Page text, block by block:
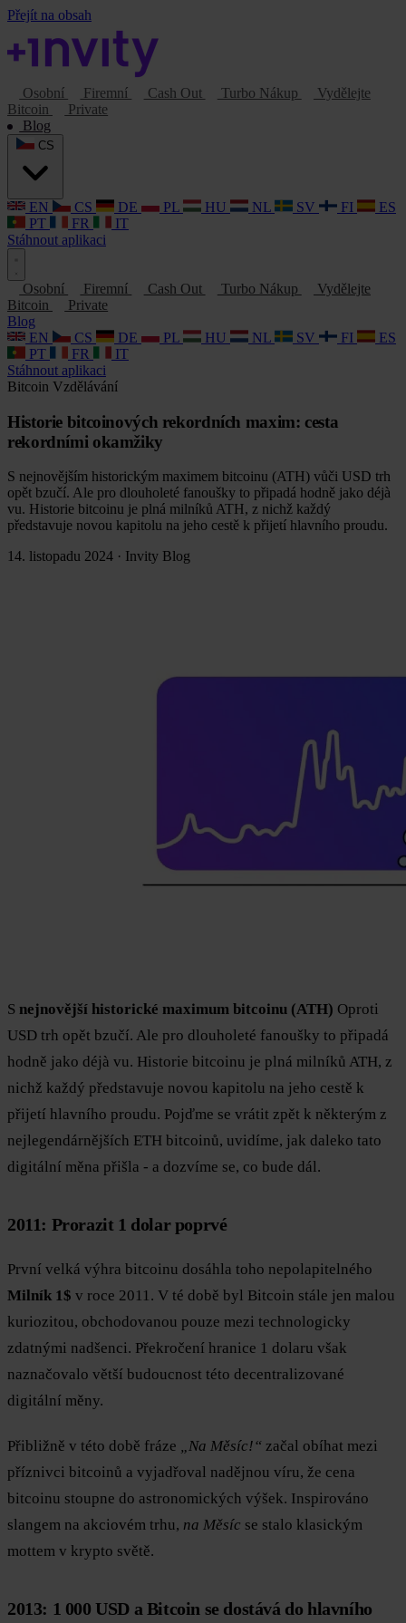
Přejít na obsah
Osobní Firemní Cash Out Turbo Nákup
Vydělejte
Bitcoin
Private
Blog
EN CS DE PL HU NL SV FI
ES
PT
FR
IT
Stáhnout aplikaci
Osobní Firemní Cash Out Turbo Nákup
Vydělejte
Bitcoin
Private
Blog
EN
CS DE PL HU NL SV FI
ES
PT
FR
IT
Stáhnout aplikaci
Bitcoin Vzdělávání
Historie bitcoinových rekordních maxim: cesta
rekordními okamžiky
S nejnovějším historickým maximem bitcoinu (ATH) vůči USD trh
opět bzučí. Ale pro dlouholeté fanoušky to připadá hodně jako déjà
vu. Historie bitcoinu je plná milníků ATH, z nichž každý
představuje novou kapitolu na jeho cestě k přijetí hlavního proudu.
14. listopadu 2024 · Invity Blog
S nejnovější historické maximum bitcoinu (ATH) Oproti
USD trh opět bzučí. Ale pro dlouholeté fanoušky to připadá
hodně jako déjà vu. Historie bitcoinu je plná milníků ATH, z
nichž každý představuje novou kapitolu na jeho cestě k
přijetí hlavního proudu. Pojďme se vrátit zpět k některým z
nejlegendárnějších ETH bitcoinů, uvidíme, jak daleko tato
digitální měna přišla - a dozvíme se, co bude dál.
2011: Prorazit 1 dolar poprvé
První velká výhra bitcoinu dosáhla toho nepolapitelného
Milník 1$ v roce 2011. V té době byl Bitcoin stále jen malou
kuriozitou, obchodovanou pouze mezi technologicky
zdatnými nadšenci. Překročení hranice 1 dolaru však
naznačovalo větší budoucnost této decentralizované
digitální měny.
Přibližně v této době fráze „Na Měsíc!“ začal obíhat mezi
příznivci bitcoinů a vyjadřoval nadějnou víru, že cena
bitcoinu stoupne do astronomických výšek. Inspirováno
slangem na akciovém trhu, na Měsíc se stalo klasickým
mottem v krypto světě.
2013: 1 000 USD a Bitcoin se dostává do hlavního